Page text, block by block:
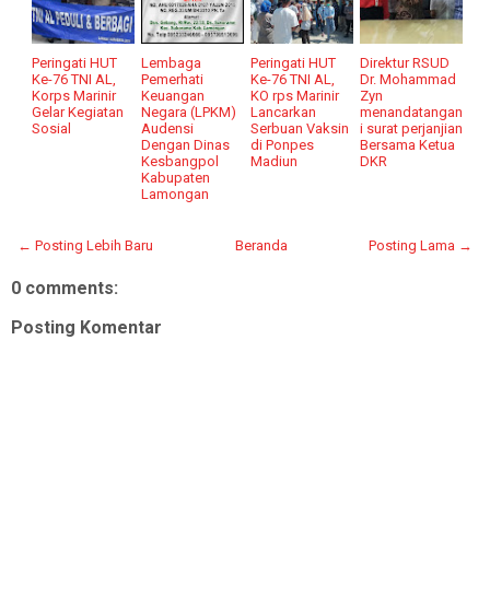
Peringati HUT
Ke-76 TNI AL,
Korps Marinir
Gelar Kegiatan
Sosial
Lembaga
Pemerhati
Keuangan
Negara (LPKM)
Audensi
Dengan Dinas
Kesbangpol
Kabupaten
Lamongan
Peringati HUT
Ke-76 TNI AL,
KO rps Marinir
Lancarkan
Serbuan Vaksin
di Ponpes
Madiun
Direktur RSUD
Dr. Mohammad
Zyn
menandatangan
i surat perjanjian
Bersama Ketua
DKR
← Posting Lebih Baru Posting Lama →
Beranda
0 comments:
Posting Komentar